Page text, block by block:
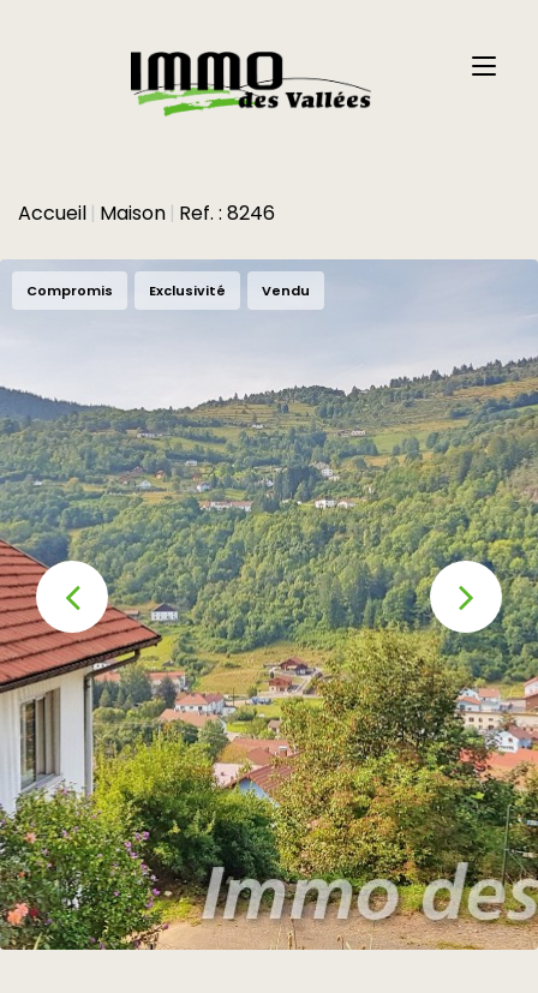
Accueil Maison Ref. : 8246
Compromis Exclusivité Vendu